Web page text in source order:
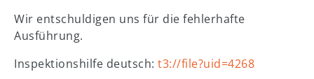
Wir entschuldigen uns für die fehlerhafte
Ausführung.
Inspektionshilfe deutsch:t3://file?uid=4268